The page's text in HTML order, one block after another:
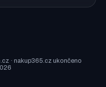
· nakup365.cz ukončeno